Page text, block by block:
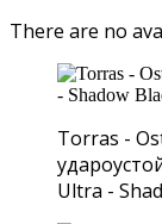
There are no
Torras -
Ultra -